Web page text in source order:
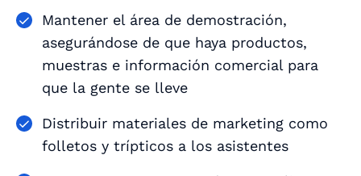
Mantener el área de demostración,
asegurándose de que haya productos,
muestras e información comercial para
que la gente se lleve
Distribuir materiales de marketing como
folletos y trípticos a los asistentes